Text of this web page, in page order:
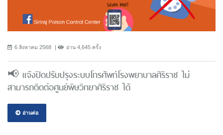
6 สิงหาคม 2568 อ่าน 4,645 ครั้ง
📢 แจ้งปิดปรับปรุงระบบโทรศัพท์โรงพยาบาลศิริราช ไม่
สามารถติดต่อศูนย์พิษวิทยาศิริราช ได้
อ่านต่อ